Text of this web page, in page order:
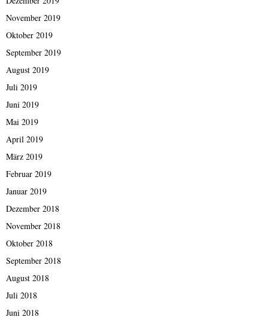
November 2019
Oktober 2019
September 2019
August 2019
Juli 2019
Juni 2019
Mai 2019
April 2019
März 2019
Februar 2019
Januar 2019
Dezember 2018
November 2018
Oktober 2018
September 2018
August 2018
Juli 2018
Juni 2018